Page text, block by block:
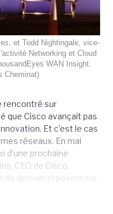
et Todd Nightingale, vice-
Networking et Cloud
WAN Insight.
Cheminat)
rencontré sur
que Cisco avançait pas
Et c’est le cas
réseaux. En mai
d’une prochaine
CEO de Cisco,
de demain reposera sur